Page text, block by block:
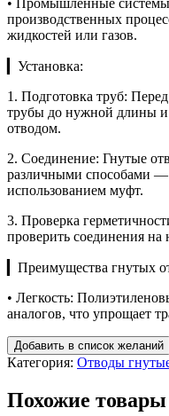
производственных
жидкостей или газов.
▎Установка:
1. Подготовка труб:
трубы до нужной длины и
отводом.
2. Соединение: Гнутые
различными способами
использованием муфт.
3. Проверка
проверить соединения на
▎Преимущества гнутых
• Легкость:
аналогов, что упрощает
Добавить в список желаний
Категория: Отводы
Похожие товары